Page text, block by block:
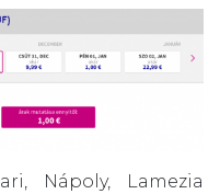
Nápoly, Lamezia